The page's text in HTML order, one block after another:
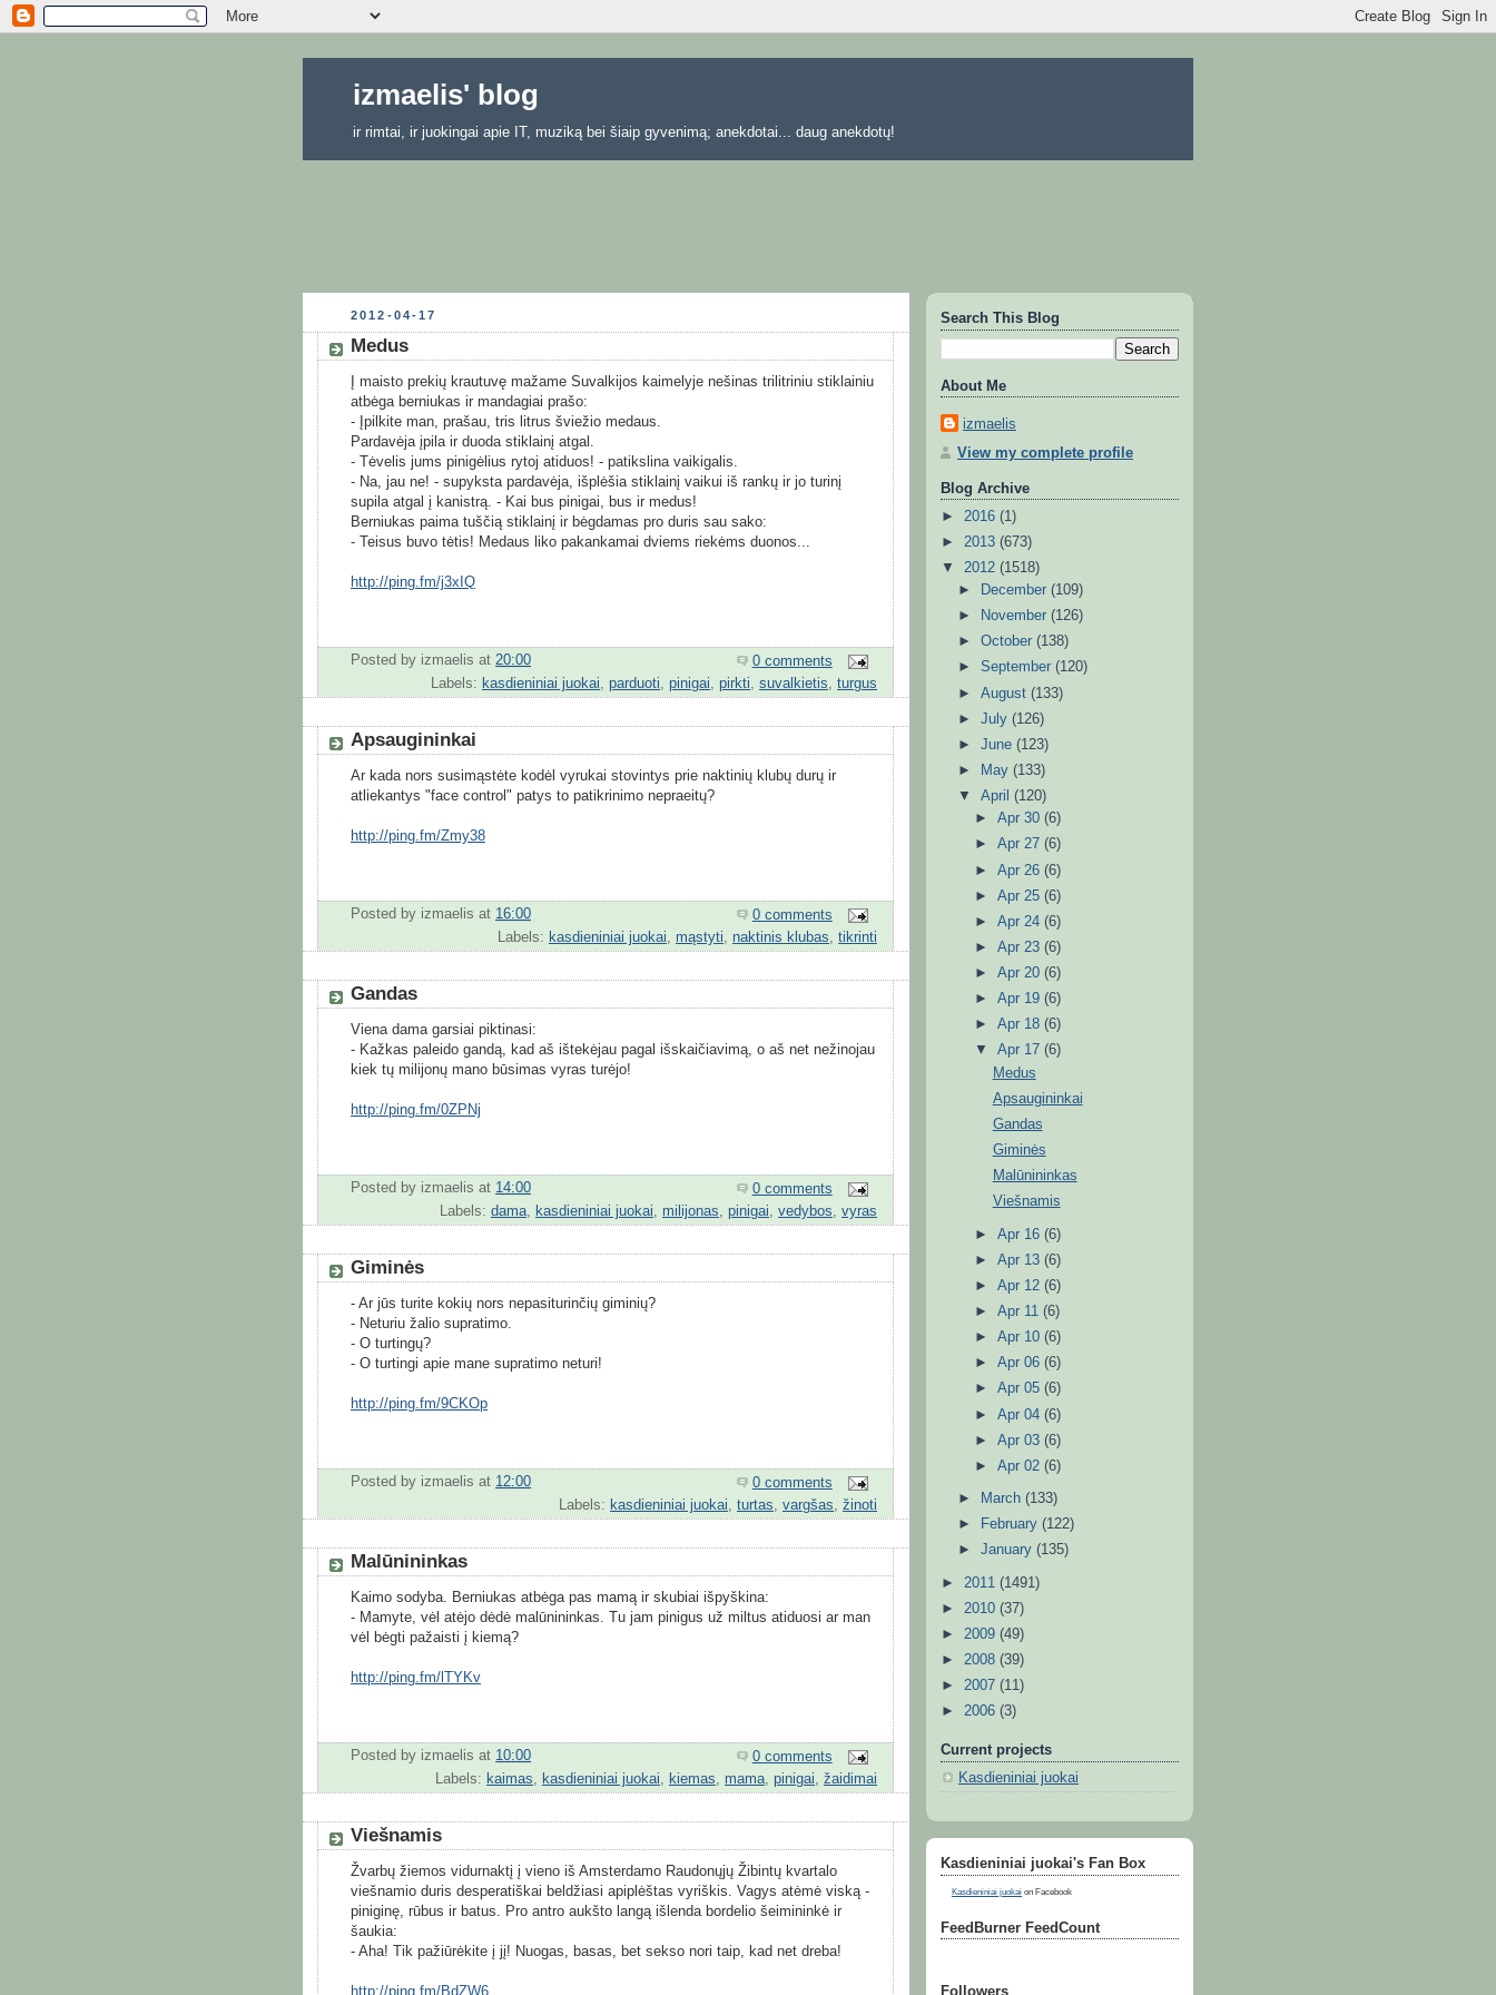
izmaelis' blog
ir rimtai, ir juokingai apie IT, muziką bei šiaip gyvenimą; anekdotai... daug anekdotų!
2012-04-17
Medus
Į maisto prekių krautuvę mažame Suvalkijos kaimelyje nešinas trilitriniu stiklainiu
atbėga berniukas ir mandagiai prašo:
- Įpilkite man, prašau, tris litrus šviežio medaus.
Pardavėja įpila ir duoda stiklainį atgal.
- Tėvelis jums pinigėlius rytoj atiduos! - patikslina vaikigalis.
- Na, jau ne! - supyksta pardavėja, išplėšia stiklainį vaikui iš rankų ir jo turinį
supila atgal į kanistrą. - Kai bus pinigai, bus ir medus!
Berniukas paima tuščią stiklainį ir bėgdamas pro duris sau sako:
- Teisus buvo tėtis! Medaus liko pakankamai dviems riekėms duonos...
http://ping.fm/j3xIQ
Posted by izmaelis at 20:00
0 comments
Labels: kasdieniniai juokai parduoti pinigai pirkti suvalkietis turgus
Apsaugininkai
Ar kada nors susimąstėte kodėl vyrukai stovintys prie naktinių klubų durų ir
atliekantys "face control" patys to patikrinimo nepraeitų?
http://ping.fm/Zmy38
Posted by izmaelis at 16:00
0 comments
Labels: kasdieniniai juokai mąstyti naktinis klubas tikrinti
Gandas
Viena dama garsiai piktinasi:
- Kažkas paleido gandą, kad aš ištekėjau pagal išskaičiavimą, o aš net nežinojau
kiek tų milijonų mano būsimas vyras turėjo!
http://ping.fm/0ZPNj
Posted by izmaelis at 14:00
0 comments
Labels: dama kasdieniniai juokai milijonas pinigai vedybos vyras
Giminės
- Ar jūs turite kokių nors nepasiturinčių giminių?
- Neturiu žalio supratimo.
- O turtingų?
- O turtingi apie mane supratimo neturi!
http://ping.fm/9CKOp
Posted by izmaelis at 12:00
0 comments
Labels: kasdieniniai juokai turtas vargšas žinoti
Malūnininkas
Kaimo sodyba. Berniukas atbėga pas mamą ir skubiai išpyškina:
- Mamyte, vėl atėjo dėdė malūnininkas. Tu jam pinigus už miltus atiduosi ar man
vėl bėgti pažaisti į kiemą?
http://ping.fm/lTYKv
Posted by izmaelis at 10:00
0 comments
Labels: kaimas kasdieniniai juokai kiemas mama pinigai žaidimai
Viešnamis
Žvarbų žiemos vidurnaktį į vieno iš Amsterdamo Raudonųjų Žibintų kvartalo
viešnamio duris desperatiškai beldžiasi apiplėštas vyriškis. Vagys atėmė viską -
piniginę, rūbus ir batus. Pro antro aukšto langą išlenda bordelio šeimininkė ir
šaukia:
- Aha! Tik pažiūrėkite į jį! Nuogas, basas, bet sekso nori taip, kad net dreba!
http://ping.fm/BdZW6
Search This Blog
About Me
izmaelis
View my complete profile
Blog Archive
► 2016 (1)
► 2013 (673)
▼ 2012 (1518)
►
December(109)
►
November(126)
►October(138)
►September(120)
►August(133)
►July(126)
►June(123)
►
May(133)
▼April(120)
►Apr 30(6)
►Apr 27(6)
►Apr 26(6)
►Apr 25(6)
►Apr 24(6)
►Apr 23(6)
►Apr 20(6)
►Apr 19(6)
►Apr 18(6)
▼Apr 17(6)
Medus
Apsaugininkai
Gandas
Giminės
Malūnininkas
Viešnamis
►Apr 16(6)
►Apr 13(6)
►Apr 12(6)
►Apr 11(6)
►Apr 10(6)
►Apr 06(6)
►Apr 05(6)
►Apr 04(6)
►Apr 03(6)
►Apr 02(6)
► March(133)
►
February(122)
►January(135)
► 2011 (1491)
► 2010 (37)
► 2009 (49)
► 2008 (39)
► 2007 (11)
► 2006 (3)
Current projects
Kasdieniniai juokai
Kasdieniniai juokai's Fan Box
Kasdieniniai juokai on Facebook
FeedBurner FeedCount
Followers